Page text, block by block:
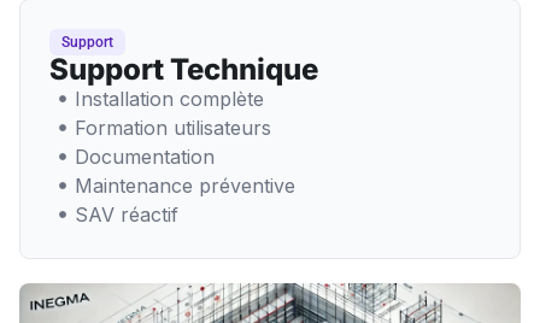
Support
Support Technique
Installation complète
Formation utilisateurs
Documentation
Maintenance préventive
SAV réactif